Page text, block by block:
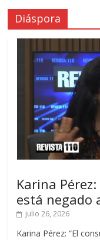
Diáspora
Karina Pérez:
está negado
julio 26, 2026
Karina Pérez: “El